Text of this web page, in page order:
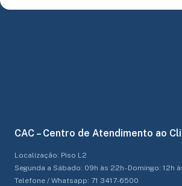
CAC – Centro de Atendimento ao
Localização: Piso L2
Segunda a Sábado: 09h às 22h - Domingo: 12h
Telefone / Whatsapp: 71 3417-6500